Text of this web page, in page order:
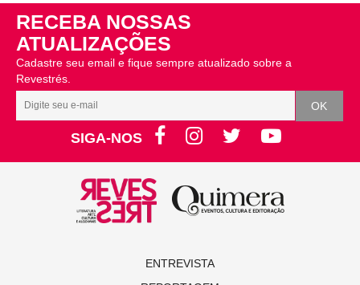
RECEBA NOSSAS
ATUALIZAÇÕES
Cadastre seu email e fique sempre atualizado sobre a
Revestrés.
SIGA-NOS
ENTREVISTA